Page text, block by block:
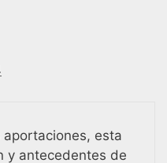
esta
y antecedentes de